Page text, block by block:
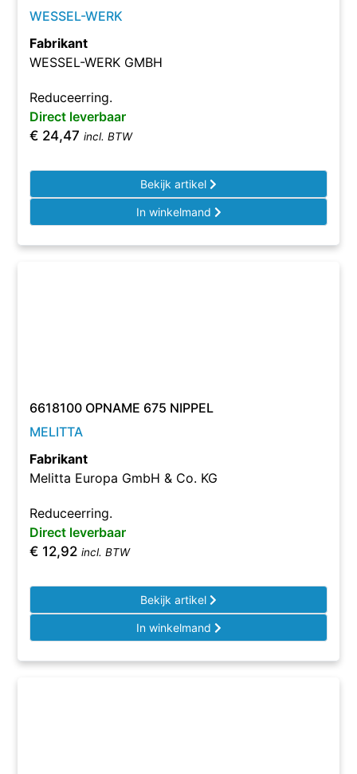
WESSEL-WERK
Fabrikant
WESSEL-WERK GMBH
Reduceerring.
Direct leverbaar
€ 24,47 incl. BTW
Bekijk artikel
In winkelmand
6618100 OPNAME 675 NIPPEL
MELITTA
Fabrikant
Melitta Europa GmbH & Co. KG
Reduceerring.
Direct leverbaar
€ 12,92 incl. BTW
Bekijk artikel
In winkelmand